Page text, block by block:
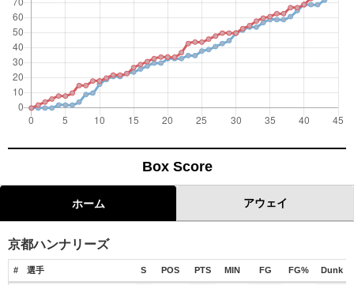
Box Score
ホーム アウェイ
京都ハンナリーズ
# 選手 S POS PTS MIN FG FG% Dunk